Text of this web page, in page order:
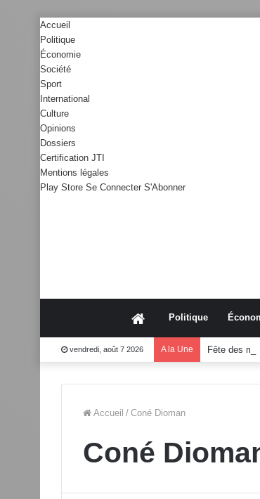
Accueil
Politique
Économie
Société
Sport
International
Culture
Opinions
Dossiers
Certification JTI
Mentions légales
Play Store Se Connecter S'Abonner
AccueilPolitique
vendredi, août 7 2026 A la Une Fête des
Accueil / Coné Dioman
Coné